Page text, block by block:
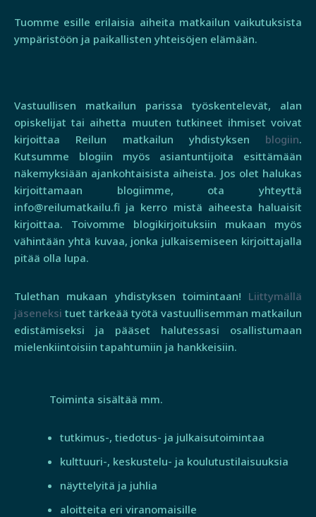
Tuomme esille erilaisia aiheita matkailun vaikutuksista
ympäristöön ja paikallisten yhteisöjen elämään.
Vastuullisen matkailun parissa työskentelevät, alan
opiskelijat tai aihetta muuten tutkineet ihmiset voivat
kirjoittaa Reilun matkailun yhdistyksen blogiin.
Kutsumme blogiin myös asiantuntijoita esittämään
näkemyksiään ajankohtaisista aiheista. Jos olet halukas
kirjoittamaan blogiimme, ota yhteyttä
info@reilumatkailu.fi ja kerro mistä aiheesta haluaisit
kirjoittaa. Toivomme blogikirjoituksiin mukaan myös
vähintään yhtä kuvaa, jonka julkaisemiseen kirjoittajalla
pitää olla lupa.
Tulethan mukaan yhdistyksen toimintaan! Liittymällä
jäseneksi tuet tärkeää työtä vastuullisemman matkailun
edistämiseksi ja pääset halutessasi osallistumaan
mielenkiintoisiin tapahtumiin ja hankkeisiin.
Toiminta sisältää mm.
tutkimus-, tiedotus- ja julkaisutoimintaa
kulttuuri-, keskustelu- ja koulutustilaisuuksia
näyttelyitä ja juhlia
aloitteita eri viranomaisille